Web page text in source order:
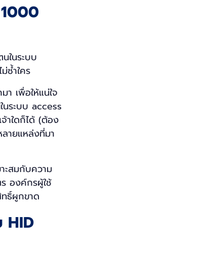
ในระบบ
ซ้ำใคร
เพื่อให้แน่ใจ
นระบบ access
าใดก็ได้ (ต้อง
ายแหล่งที่มา
ะสมกับความ
องค์กรผู้ใช้
ธิ์ผูกขาด
HID